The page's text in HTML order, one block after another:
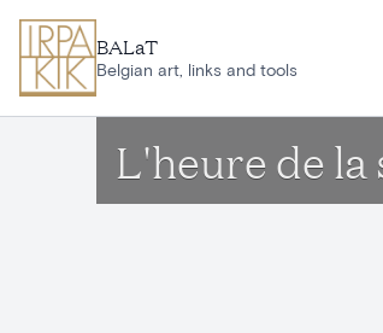
BALaT
Belgian art, links and tools
L'heure de